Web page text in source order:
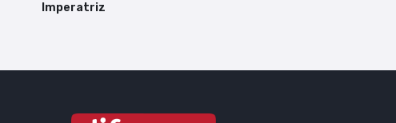
Imperatriz